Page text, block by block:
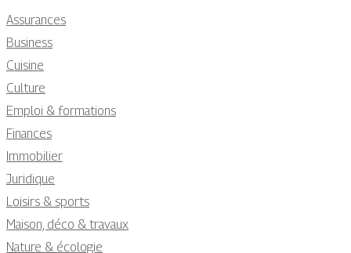
Assurances
Business
Cuisine
Culture
Emploi & formations
Finances
Immobilier
Juridique
Loisirs & sports
Maison, déco & travaux
Nature & écologie